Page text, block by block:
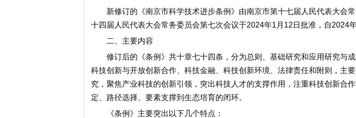
新修订的《南京市科学技术进步条例 》 由南京市第十七届人民代表大会
十四届人民代表大会常务委员会第七次会议于2024年1 月 12 日批准，自2024
二、主要内容
修订后的《条例》共十章七十四条， 分为总则、基础研究和应用研究与
科技创新与开放创新合作、科技金融、科技创新环境、法律责任和附则，主要
究，聚焦产业科技的创新引领，突出科技人才的支撑作用，注重科技创新合
定、路径选择、要素支撑到生态培育的闭环。
《条例》主要突出以下几个特点：